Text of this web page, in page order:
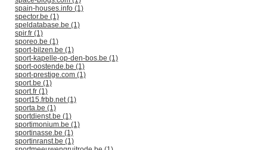
spain-houses.info (1)
spector.be (1)
speldatabase.be (1)
spir.fr (1)
sporeo.be (1)
sport-bilzen.be (1)
sport-kapelle-op-den-bos.be (1)
sport-oostende.be (1)
sport-prestige.com (1)
sport.be (1)
sport.fr (1)
sport15.frbb.net (1)
sporta.be (1)
sportdienst.be (1)
sportimonium.be (1)
sportinasse.be (1)
sportinranst.be (1)